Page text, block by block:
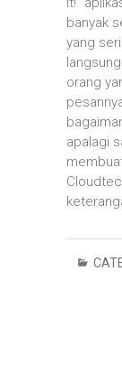
banyak
yang
orang
apalagi